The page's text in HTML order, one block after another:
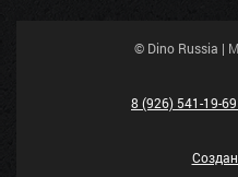
© Dino Russia |
8 (926) 541-19-69